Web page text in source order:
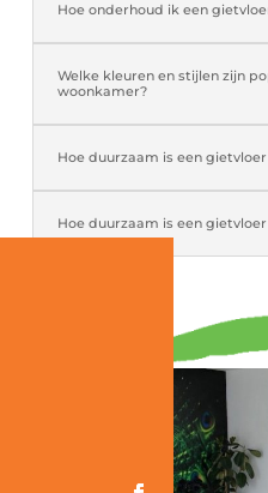
Hoe onderhoud ik een
Welke kleuren en stijlen zijn
woonkamer?
Hoe duurzaam is een
Hoe duurzaam is een